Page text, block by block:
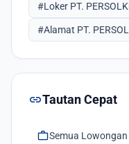
#Loker PT.
#Alamat PT.
linkTautan Cepat
workSemua Lowongan